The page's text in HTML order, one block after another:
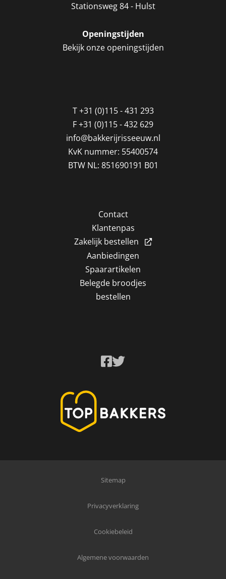
Stationsweg 84 - Hulst
Openingstijden
Bekijk onze openingstijden
T+31 (0)115 - 431 293
F+31 (0)115 - 432 629
info@bakkerijrisseeuw.nl
KvK nummer: 55400574
BTW NL: 851690191 B01
Contact
Klantenpas
Zakelijk bestellen
Aanbiedingen
Spaarartikelen
Belegde broodjes
bestellen
Sitemap
Privacyverklaring
Cookiebeleid
Algemene voorwaarden